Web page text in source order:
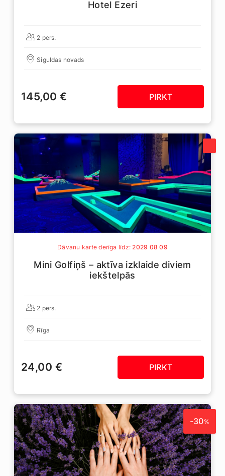
Hotel Ezeri
2 pers.
Siguldas novads
145,00 € PIRKT
Dāvanu karte derīga līdz:2029 08 09
Mini Golfiņš – aktīva izklaide diviem
iekštelpās
2 pers.
Rīga
24,00 € PIRKT
-30%